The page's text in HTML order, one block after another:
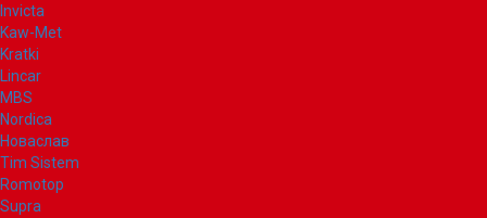
Invicta
Kaw-Met
Kratki
Lincar
MBS
Nordica
Новаслав
Tim Sistem
Romotop
Supra